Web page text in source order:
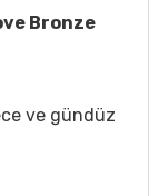
Bronze
ve gündüz